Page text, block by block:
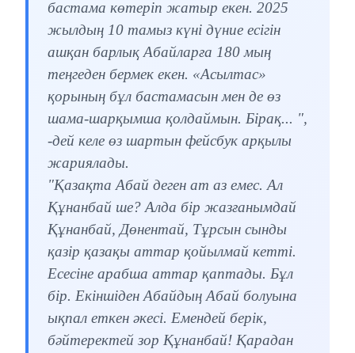
бастама көтеріп жатыр екен. 2025
жылдың 10 тамыз күні дүние есігін
ашқан барлық Абайларға 180 мың
теңгеден бермек екен. «Асылтас»
қорының бұл бастамасын мен де өз
шама-шарқымша қолдаймын. Бірақ... ",
-дей келе өз шартын фейсбук арқылы
жариялады.
"Қазақта Абай деген ат аз емес. Ал
Құнанбай ше? Алда бір жазғанымдай
Құнанбай, Дөнентай, Тұрсын сынды
қазір қазақы аттар қойылмай кетті.
Есесіне арабша аттар қаптады. Бұл
бір. Екіншіден Абайдың Абай болуына
ықпал еткен әкесі. Емендей берік,
бәйтеректей зор Құнанбай! Қарадан